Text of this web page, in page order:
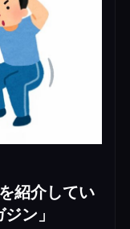
紹介してい
ン」